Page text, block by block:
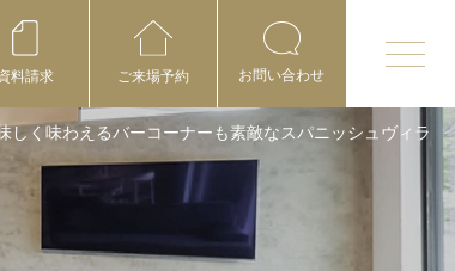
料請求 ご来場予約 お問い合わせ
しく味わえるバーコーナーも素敵なスパニッシュヴィラ